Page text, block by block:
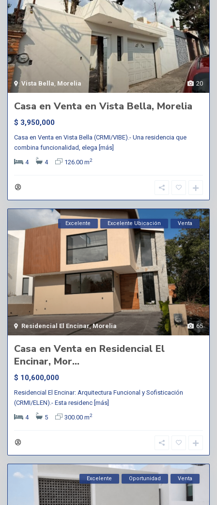
20
Vista Bella Morelia
Casa en Venta en Vista Bella, Morelia
$ 3,950,000
Casa en Venta en Vista Bella (CRMI/VIBE).- Una residencia que
combina funcionalidad, elega [más]
4
4 126.00 m2
65
Residencial El Encinar,Morelia
Excelente Excelente Ubicación Venta
Casa en Venta en Residencial El
Encinar, Mor...
$ 10,600,000
Residencial El Encinar: Arquitectura Funcional y Sofisticación
(CRMI/ELEN).- Esta residenc [más]
4
5 300.00 m2
Excelente Oportunidad Venta